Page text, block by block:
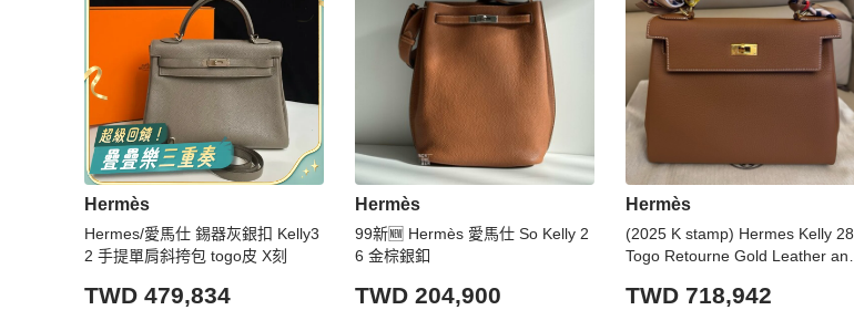
Hermès
Hermes/愛馬仕 錫器灰銀扣 Kelly3
2 手提單肩斜挎包 togo皮 X刻
TWD 479,834
Hermès
99新🆕 Hermès 愛馬仕 So Kelly 2
6 金棕銀釦
TWD 204,900
Hermès
(2025 K stamp) Hermes Kelly 28
Togo Retourne Gold Leather and
TWD 718,942